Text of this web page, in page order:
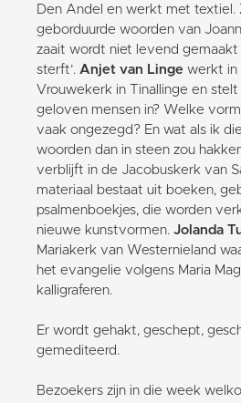
Den Andel en werkt met textiel.
geborduurde woorden van
zaait wordt niet levend
sterft’. Anjet van Linge werkt in
Vrouwekerk in Tinallinge en stelt
geloven mensen in? Welke
vaak ongezegd? En wat als ik
woorden dan in steen zou
verblijft in de Jacobuskerk van
materiaal bestaat uit boeken,
psalmenboekjes, die worden
nieuwe kunstvormen. Jolanda
Mariakerk van Westernieland
het evangelie volgens Maria
kalligraferen.
Er wordt gehakt, geschept,
gemediteerd.
Bezoekers zijn in die week